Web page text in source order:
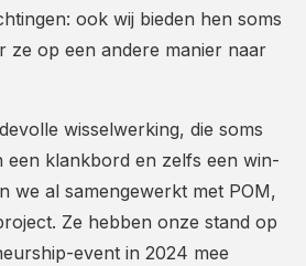
ook wij bieden hen soms
ze op een andere manier naar
wisselwerking, die soms
een klankbord en zelfs een win-
we al samengewerkt met POM,
Ze hebben onze stand op
event in 2024 mee